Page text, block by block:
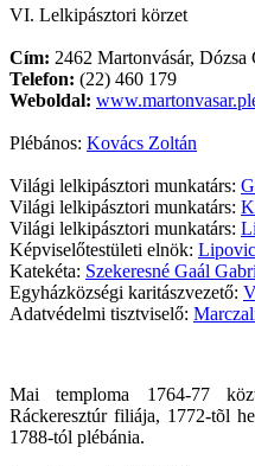
VI. Lelkipásztori körzet
Cím: 2462 Martonvásár, Dózsa
Telefon: (22) 460 179
Weboldal:
Plébános: Kovács Zoltán
Világi lelkipásztori munkatárs:
Világi lelkipásztori munkatárs:
Világi lelkipásztori munkatárs:
Képviselőtestületi elnök:
Katekéta: Szekeresné Gaál
Egyházközségi karitászvezető:
Adatvédelmi tisztviselő:
Mai temploma 1764-77
Ráckeresztúr filiája, 1772-tõl
1788-tól plébánia.